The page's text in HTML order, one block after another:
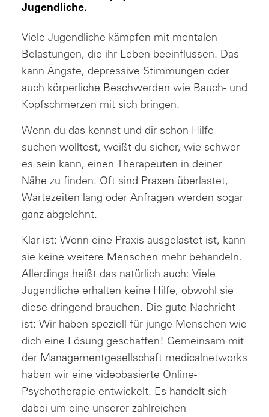
Jugendliche.
Viele Jugendliche kämpfen mit mentalen
Belastungen, die ihr Leben beeinflussen. Das
kann Ängste, depressive Stimmungen oder
auch körperliche Beschwerden wie Bauch- und
Kopfschmerzen mit sich bringen.
Wenn du das kennst und dir schon Hilfe
suchen wolltest, weißt du sicher, wie schwer
es sein kann, einen Therapeuten in deiner
Nähe zu finden. Oft sind Praxen überlastet,
Wartezeiten lang oder Anfragen werden sogar
ganz abgelehnt.
Klar ist: Wenn eine Praxis ausgelastet ist, kann
sie keine weitere Menschen mehr behandeln.
Allerdings heißt das natürlich auch: Viele
Jugendliche erhalten keine Hilfe, obwohl sie
diese dringend brauchen. Die gute Nachricht
ist: Wir haben speziell für junge Menschen wie
dich eine Lösung geschaffen! Gemeinsam mit
der Managementgesellschaft medicalnetworks
haben wir eine videobasierte Online-
Psychotherapie entwickelt. Es handelt sich
dabei um eine unserer zahlreichen